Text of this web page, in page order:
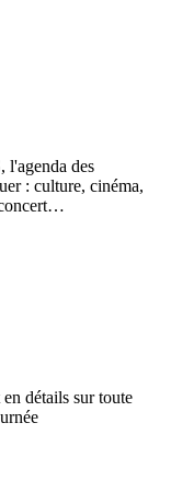
l'agenda des
: culture, cinéma,
détails sur toute